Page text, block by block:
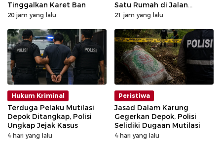
Tinggalkan Karet Ban
20 jam yang lalu
Satu Rumah di Jalan
Kalibata Hangus Terbakar
21 jam yang lalu
Hukum Kriminal
Terduga Pelaku Mutilasi
Depok Ditangkap, Polisi
Ungkap Jejak Kasus
4 hari yang lalu
Peristiwa
Jasad Dalam Karung
Gegerkan Depok, Polisi
Selidiki Dugaan Mutilasi
4 hari yang lalu